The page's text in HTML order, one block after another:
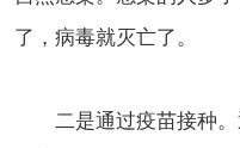
了，病毒就灭亡了。
二是通过疫苗接种